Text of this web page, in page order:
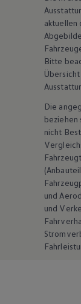
aktuellen
Bitte
Die
beziehen
nicht
und
und